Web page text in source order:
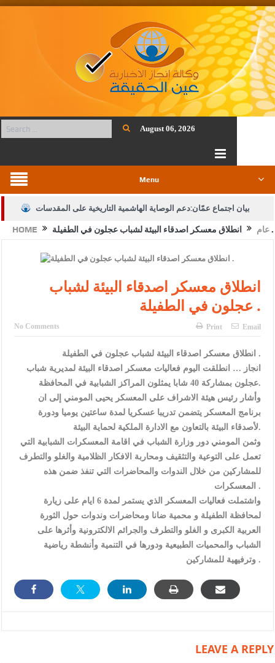
August 06, 2026
Menu
بيان اجتماع عمّان:دعم الوصاية الهاشمية التاريخية على المقدسات
الإسلامية والمسيحية
الأمن يتلف 16 مليون حبة كبتاجون و1480 كغم مواد مخدرة
النواب يقر مشروع تعديل قانون الملكية العقارية
تشكيلات إدارية واسعة في الداخلية (اسماء)
القاضي يلتقي رؤساء تحرير الصحف اليومية ويؤكد حرص مجلس النواب
على شراكة فاعلة مع الإعلام
دعوة المكلفين بخدمة العلم (الدفعة الثالثة) إلى مراجعة منصة خدمة
العلم
الملك يلتقي مجموعة من رفاق السلاح
الملك يتلقى اتصالا هاتفيا من العاهل البحريني
القاضي محمود أحمد فريحات.. مبارك ومزيدا من التوفيق
HOME عامانطلاق معسكر اصدقاء البيئة لشباب عجلون في الطفيلة .
انطلاق معسكر اصدقاء البيئة لشباب
عجلون في الطفيلة .
No Comments Print Email
انطلاق معسكر اصدقاء البيئة لشباب عجلون في الطفيلة .
انجاز … انطلقت اليوم فعاليات معسكر اصدقاء البيئة لمديرية شباب
عجلون بمشاركة 40 شابا يمثلون المراكز الشبابية في المحافظة.
وأشار رئيس هيئة الاشراف على المعسكر يحيى المومني إلى ان
برنامج المعسكر يتضمن تدريبا عسكريا لمدة ساعتين يوميا ودورة
لأصدقاء البيئة بالتعاون مع الادارة الملكية لحماية البيئة.
وثمن المومني دور وزارة الشباب في اقامة المعسكرات الشبابية التي
تعمل على التوعية والتثقيف ومحاربة الافكار الظلامية والغلو والتطرف
للمشاركين من خلال الندوات والمحاضرات التي تنفذ ضمن هذه
المعسكرات .
واشتملت فعاليات المعسكر الذي يستمر لمدة 6 ايام على زيارة
لمحافظة الطفيلة و محمية ضانا ومحاضرات وندوات حول الثورة
العربية الكبرى و الغلو والتطرف والجرائم الالكترونية وأثرها على
الشباب والمحميات الطبيعية ودورها في التنمية وأنشطة رياضية
وترفيهية للمشاركين .
LEAVE A REPLY